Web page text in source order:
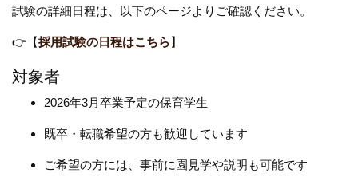
試験の詳細日程は、以下のページよりご確認ください。
👉【採用試験の日程はこちら】
対象者
2026年3月卒業予定の保育学生
既卒・転職希望の方も歓迎しています
ご希望の方には、事前に園見学や説明も可能です